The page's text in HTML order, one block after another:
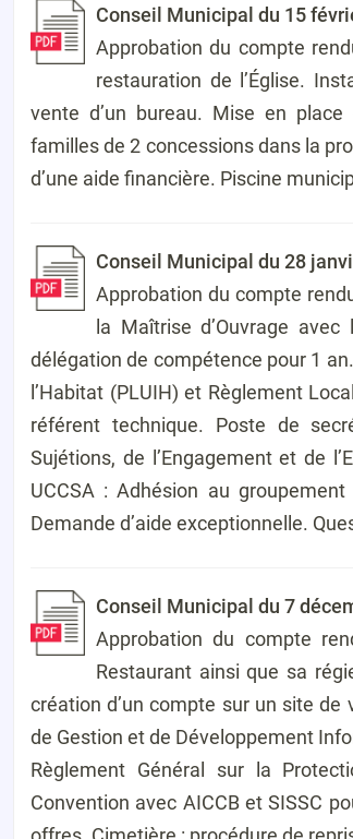
Conseil Municipal du 15
Approbation du compte
restauration de l’Église.
vente d’un bureau. Mise en place
familles de 2 concessions dans la
d’une aide financière. Piscine
Conseil Municipal du 28
Approbation du compte
la Maîtrise d’Ouvrage
délégation de compétence pour 1
l’Habitat (PLUIH) et Règlement
référent technique. Poste de
Sujétions, de l’Engagement et de
UCCSA : Adhésion au
Demande d’aide exceptionnelle.
Conseil Municipal du 7
Approbation du compte
Restaurant ainsi que sa
création d’un compte sur un site
de Gestion et de Développement
Règlement Général sur la
Convention avec AICCB et SISSC